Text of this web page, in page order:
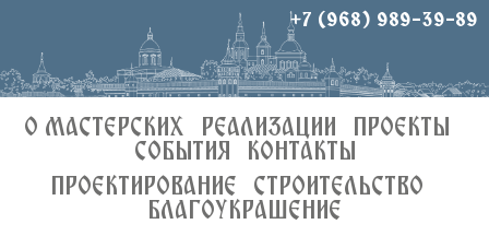
+7 (968) 989-39-89
О МАСТЕРСКИХ РЕАЛИЗАЦИИ
ПРОЕКТЫ
СОБЫТИЯ
КОНТАКТЫ
ПРОЕКТИРОВАНИЕ
СТРОИТЕЛЬСТВО
БЛАГОУКРАШЕНИЕ